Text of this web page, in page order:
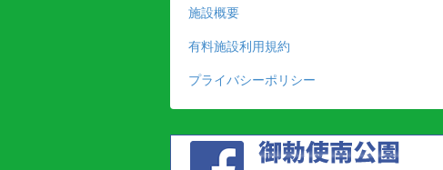
施設概要
有料施設利用規約
プライバシーポリシー